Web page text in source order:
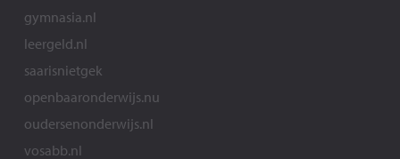
gymnasia.nl
leergeld.nl
saarisnietgek
openbaaronderwijs.nu
oudersenonderwijs.nl
vosabb.nl